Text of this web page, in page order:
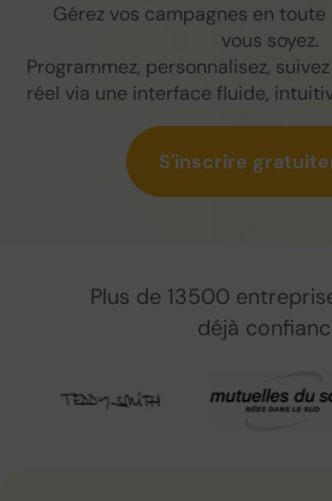
Gérez vos campagnes en
vous soyez.
Programmez, personnalisez,
réel via une interface fluide,
S'inscrire
Plus de 13500
déjà